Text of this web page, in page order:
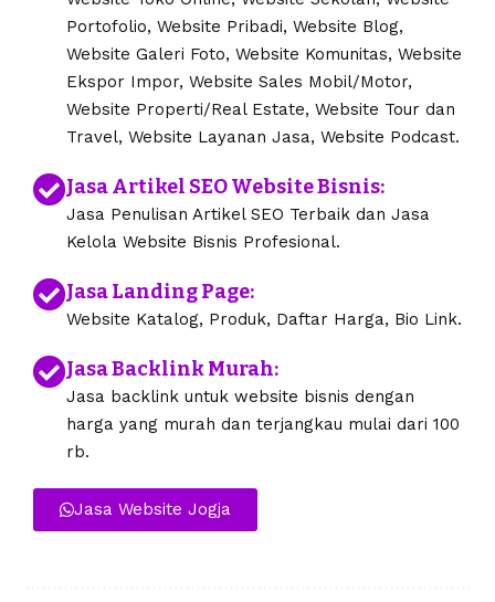
Portofolio, Website Pribadi, Website Blog,
Website Galeri Foto, Website Komunitas, Website
Ekspor Impor, Website Sales Mobil/Motor,
Website Properti/Real Estate, Website Tour dan
Travel, Website Layanan Jasa, Website Podcast.
Jasa Artikel SEO Website Bisnis:
Jasa Penulisan Artikel SEO Terbaik dan Jasa
Kelola Website Bisnis Profesional.
Jasa Landing Page:
Website Katalog, Produk, Daftar Harga, Bio Link.
Jasa Backlink Murah:
Jasa backlink untuk website bisnis dengan
harga yang murah dan terjangkau mulai dari 100
rb.
Jasa Website Jogja